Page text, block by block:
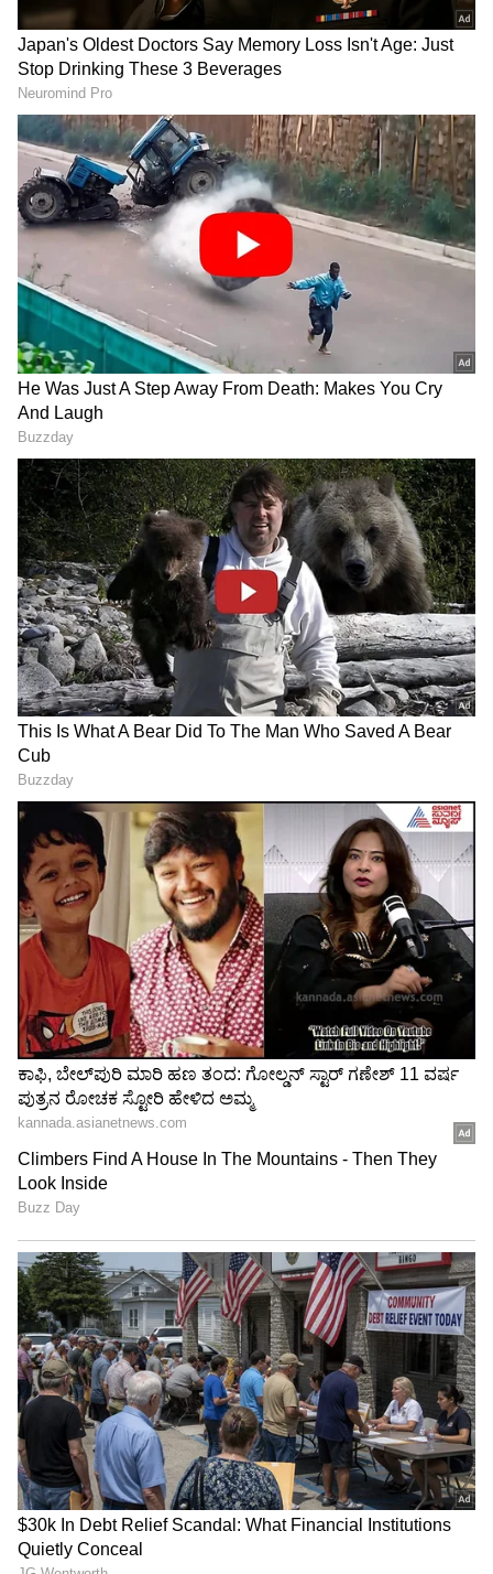
Image Credit :
ಹಾಲಿ ಚಾಂಪಿಯನ್ನರಿಗೆ ಹೀನಾಯ ಸೋಲು
2026ರ ಐಸಿಸಿ 20 ವಿಶ್ವಕಪ್ ಚಾಂಪಿಯನ್ ಆದ ಬಳಿಕ
ಭಾರತ ತಾನಾಡಿದ ಮೊದಲ ಪಂದ್ಯದಲ್ಲೇ ಅವಮಾನಕಾರಿ
ಸೋಲು ಅನುಭವಿಸಿದೆ. ಶ್ರೇಯಸ್ ಅಯ್ಯರ್
ಪೂರ್ಣಪ್ರಮಾಣದ ಟಿ20 ನಾಯಕನಾದ ಮೊದಲ
ಪಂದ್ಯದಲ್ಲೇ ಟೀಂ ಇಂಡಿಯಾ ಬ್ಯಾಟಿಂಗ್ ಹಾಗೂ
ಬೌಲಿಂಗ್‌ನಲ್ಲಿ ವೈಫಲ್ಯ ಅನುಭವಿಸುವ ಮೂಲಕ ಕ್ರಿಕೆಟ್‌
ಶಿಶುಗಳು ಎದುರು ಹಾಲಿ ಚಾಂಪಿಯನ್ನರು ಮಂಡಿಯೂರಿದ್ದಾರೆ.
Related Articles
ಐರ್ಲೆಂಡ್ ಎದುರು ವೈಭವ್ ಸೂರ್ಯವಂಶಿ
ಕೈಬಿಟ್ಟಿದ್ದೇಕೆ? ನಿಜವಾದ ಕಾರಣ ಬಿಚ್ಚಿಟ್ಟ ನಾಯಕ
ಶ್ರೇಯಸ್ ಅಯ್ಯರ್
ಟಿ20 ವಿಶ್ವ ಚಾಂಪಿಯನ್‌ ಟೀಮ್ ಇಂಡಿಯಾಗೆ ಶಾಕ್!;
ಬೆಲ್‌ಫಾಸ್ಟ್‌ನಲ್ಲಿ ಐರ್ಲೆಂಡ್ ವಿರುದ್ಧ ಭಾರತಕ್ಕೆ 34
ರನ್‌ಗಳ ಹೀನಾಯ ಸೋಲು!
3
Image Credit :Asianet News
ಐರ್ಲೆಂಡ್ ಎದುರು ಸೋಲದ ಮೂರು ತಂಡಗಳಿವು
ಐರ್ಲೆಂಡ್ ತಂಡವು ಈಗಾಗಲೇ ಹಲವು ಪಂದ್ಯಗಳಲ್ಲಿ ಬಲಿಷ್ಠ
ತಂಡಗಳಿಗೆ ಸೋಲಿನ ರುಚಿ ತೋರಿಸುವ ಮೂಲಕ
ದೈತ್ಯಸಂಹಾರ ಎನಿಸಿಕೊಂಡಿದೆ. ಈ ಪಟ್ಟಿಗೆ ಭಾರತ ಇದೀಗ
ಸೇರ್ಪಡೆಯಾಗಿದೆ. ಆದರೆ ಐಸಿಸಿ ಪೂರ್ಣ ಸದಸ್ಯತ್ವ
ಪಡೆದಿರುವ ಟೆಸ್ಟ್‌ ಪಂದ್ಯವನ್ನಾಡುವ ಮೂರು ತಂಡಗಳು